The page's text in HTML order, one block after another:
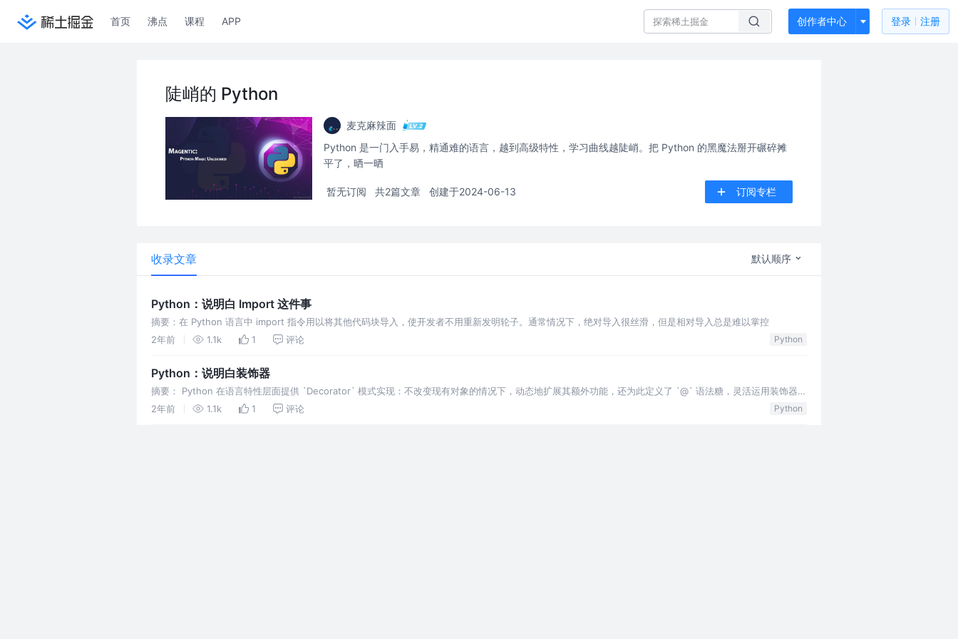
首页 沸点 课程 APP 创作者中心 登录 注册
陡峭的 Python
麦克麻辣面
Python 是一门入手易，精通难的语言，越到高级特性，学习曲线越陡峭。把 Python 的黑魔法掰开碾碎摊
平了，晒一晒
暂无订阅 共2篇文章 创建于2024-06-13 订阅专栏
收录文章 默认顺序
Python：说明白 Import 这件事
摘要：在 Python 语言中 import 指令用以将其他代码块导入，使开发者不用重新发明轮子。通常情况下，绝对导入很丝滑，但是相对导入总是难以掌控
2年前
1.1k 1 评论 Python
Python：说明白装饰器
摘要： Python 在语言特性层面提供 `Decorator` 模式实现：不改变现有对象的情况下，动态地扩展其额外功能，还为此定义了 `@` 语法糖，灵活运用装饰器可
以带来很多便利。
2年前 1.1k 1 评论 Python